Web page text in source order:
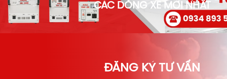
CÁC DÒNG XE MỚI NHẤT
ĐĂNG KÝ TƯ VẤN